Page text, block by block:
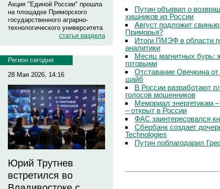
Акция "Единой России" прошла
на площадке Приморского
государственного аграрно-
технологического университета
статьи раздела
Регион сегодня
28 Мая 2026, 14:16
Юрий Трутнев
встретился во
Путин объявил о
хищников из России
Август подложит
Приморья?
Итоги ПМЭФ в области
аналитики
Месяц магнитных бурь:
готовыми
Отставание Овечкина
шайб
В России разработают
голосов мошенников
Мемориал энергетикам
– открыт в России
ФАС заинтересовался
Сбербанк создает
Technologies
Путин поблагодарил